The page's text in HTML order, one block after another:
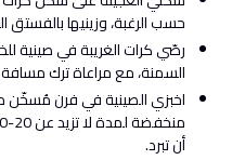
حسب الرغبة، وزينيها بالفستق
رصّي كرات الغريبة في صينية
السمنة، مع مراعاة ترك مسافة
اخبزي الصينية في فرن مُسخّن
أن تبرد.